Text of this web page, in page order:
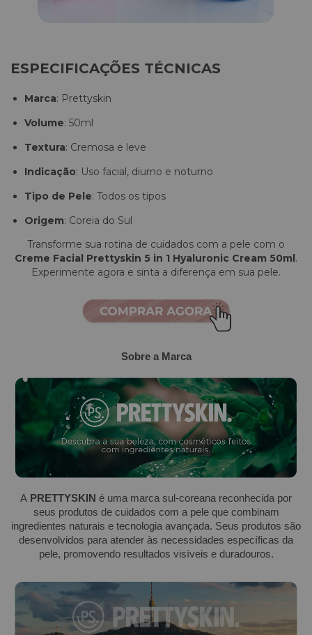
ESPECIFICAÇÕES TÉCNICAS
Marca: Prettyskin
Volume: 50ml
Textura: Cremosa e leve
Indicação: Uso facial, diurno e noturno
Tipo de Pele: Todos os tipos
Origem: Coreia do Sul
Transforme sua rotina de cuidados com a pele com o
Creme Facial Prettyskin 5 in 1 Hyaluronic Cream 50ml .
Experimente agora e sinta a diferença em sua pele.
Sobre a Marca
A PRETTYSKIN é uma marca sul-coreana reconhecida por
seus produtos de cuidados com a pele que combinam
ingredientes naturais e tecnologia avançada. Seus produtos são
desenvolvidos para atender às necessidades específicas da
pele, promovendo resultados visíveis e duradouros.